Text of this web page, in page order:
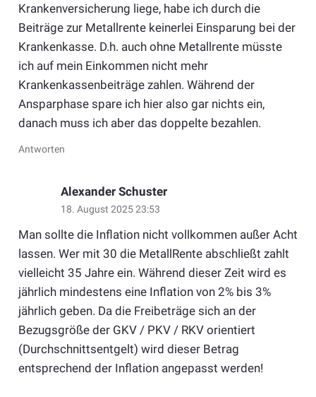
Krankenversicherung liege, habe ich durch die
Beiträge zur Metallrente keinerlei Einsparung bei der
Krankenkasse. D.h. auch ohne Metallrente müsste
ich auf mein Einkommen nicht mehr
Krankenkassenbeiträge zahlen. Während der
Ansparphase spare ich hier also gar nichts ein,
danach muss ich aber das doppelte bezahlen.
Antworten
Alexander Schuster
18. August 2025 23:53
Man sollte die Inflation nicht vollkommen außer Acht
lassen. Wer mit 30 die MetallRente abschließt zahlt
vielleicht 35 Jahre ein. Während dieser Zeit wird es
jährlich mindestens eine Inflation von 2% bis 3%
jährlich geben. Da die Freibeträge sich an der
Bezugsgröße der GKV / PKV / RKV orientiert
(Durchschnittsentgelt) wird dieser Betrag
entsprechend der Inflation angepasst werden!